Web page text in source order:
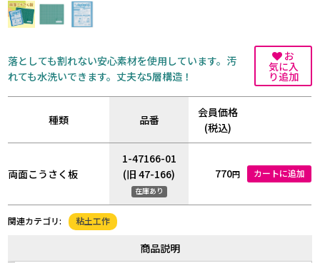
落としても割れない安心素材を使用しています。汚
れても水洗いできます。丈夫な5層構造！
お
気に入
り追加
種類 品番
会員価格
(税込)
両面こうさく板
1-47166-01
(旧 47-166)
在庫あり
770円 カートに追加
関連カテゴリ: 粘土工作
商品説明